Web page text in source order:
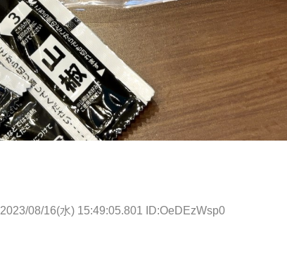
2023/08/16(水) 15:49:05.801 ID:OeDEzWsp0